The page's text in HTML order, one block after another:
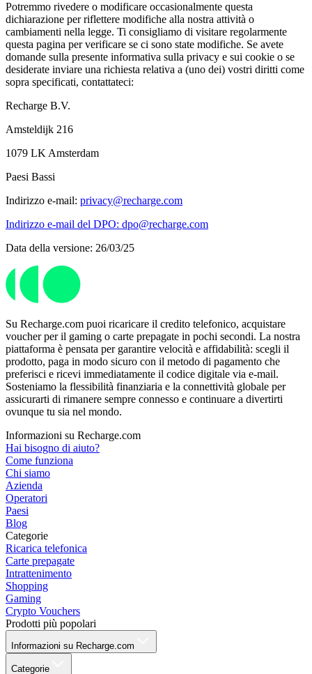
Potremmo rivedere o modificare occasionalmente questa
dichiarazione per riflettere modifiche alla nostra attività o
cambiamenti nella legge. Ti consigliamo di visitare regolarmente
questa pagina per verificare se ci sono state modifiche. Se avete
domande sulla presente informativa sulla privacy e sui cookie o se
desiderate inviare una richiesta relativa a (uno dei) vostri diritti come
sopra specificati, contattateci:
Recharge B.V.
Amsteldijk 216
1079 LK Amsterdam
Paesi Bassi
Indirizzo e-mail: privacy@recharge.com
Indirizzo e-mail del DPO: dpo@recharge.com
Data della versione: 26/03/25
Su Recharge.com puoi ricaricare il credito telefonico, acquistare
voucher per il gaming o carte prepagate in pochi secondi. La nostra
piattaforma è pensata per garantire velocità e affidabilità: scegli il
prodotto, paga in modo sicuro con il metodo di pagamento che
preferisci e ricevi immediatamente il codice digitale via e-mail.
Sosteniamo la flessibilità finanziaria e la connettività globale per
assicurarti di rimanere sempre connesso e continuare a divertirti
ovunque tu sia nel mondo.
Informazioni su Recharge.com
Hai bisogno di aiuto?
Come funziona
Chi siamo
Azienda
Operatori
Paesi
Blog
Categorie
Ricarica telefonica
Carte prepagate
Intrattenimento
Shopping
Gaming
Crypto Vouchers
Prodotti più popolari
Informazioni su Recharge.com
Categorie